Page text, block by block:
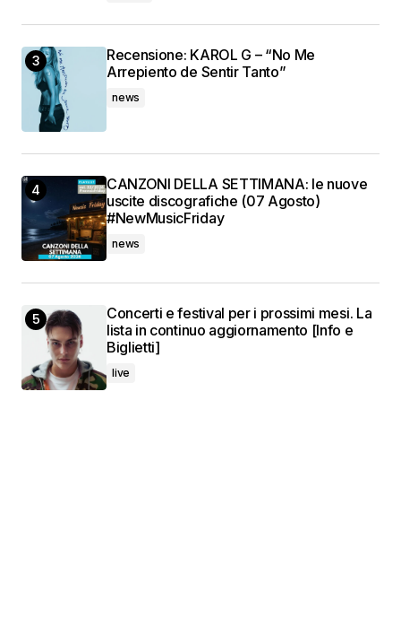
Recensione: KAROL G – “No Me
Arrepiento de Sentir Tanto”
news
CANZONI DELLA SETTIMANA: le nuove
uscite discografiche (07 Agosto)
#NewMusicFriday
news
Concerti e festival per i prossimi mesi. La
lista in continuo aggiornamento [Info e
Biglietti]
live